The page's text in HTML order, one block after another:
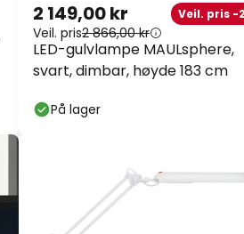
LED-gulvlampe MAULsphere,
svart, dimbar, høyde 183 cm
2 149,00 kr Veil. pris -
Veil. pris2 866,00 kr
På lager